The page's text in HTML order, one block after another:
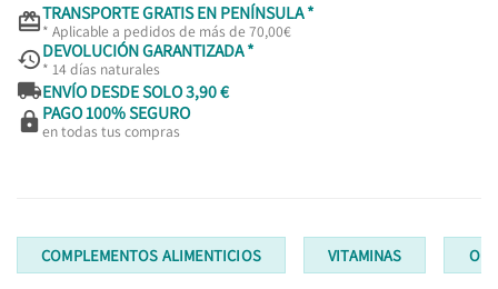
TRANSPORTE GRATIS EN PENÍNSULA *
* Aplicable a pedidos de más de 70,00€
DEVOLUCIÓN GARANTIZADA *
* 14 días naturales
ENVÍO DESDE SOLO 3,90 €
 PAGO 100% SEGURO
en todas tus compras
COMPLEMENTOS ALIMENTICIOS VITAMINAS